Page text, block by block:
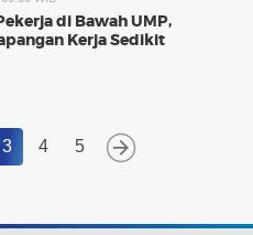
di Bawah UMP,
Kerja Sedikit
3 4 5